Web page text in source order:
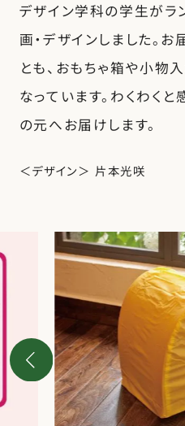
デザイン学科の学生がラ
画・デザインしました。
とも、おもちゃ箱や小物
なっています。わくわく
の元へお届けします。
＜デザイン＞ 片本光咲